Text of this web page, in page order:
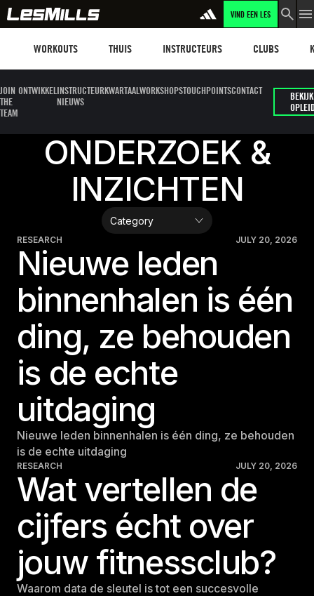
VIND EEN LES
WORKOUTS THUIS INSTRUCTEURS CLUBS
JOIN
THE
TEAM
ONTWIKKELINSTRUCTEUR
NIEUWS
KWARTAALWORKSHOPSTOUCHPOINTSCONTACT
ONDERZOEK &
INZICHTEN
RESEARCH JULY 20, 2026
Nieuwe leden
binnenhalen is één
ding, ze behouden
is de echte
uitdaging
Nieuwe leden binnenhalen is één ding, ze behouden
is de echte uitdaging
RESEARCH JULY 20, 2026
Wat vertellen de
cijfers écht over
jouw fitnessclub?
Waarom data de sleutel is tot een succesvolle